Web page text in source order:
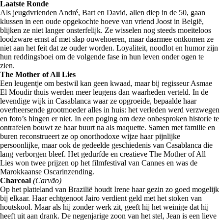
Laatste Ronde
Als jeugdvrienden André, Bart en David, allen diep in de 50, gaan
klussen in een oude opgekochte hoeve van vriend Joost in België,
blijken ze niet langer onsterfelijk. Ze wisselen nog steeds moeiteloos
loodzware ernst af met slap ouwehoeren, maar daarmee ontkomen ze
niet aan het feit dat ze ouder worden. Loyaliteit, noodlot en humor zijn
hun reddingsboei om de volgende fase in hun leven onder ogen te
zien.
The Mother of All Lies
Een leugentje om bestwil kan geen kwaad, maar bij regisseur Asmae
El Moudir thuis werden meer leugens dan waarheden verteld. In de
levendige wijk in Casablanca waar ze opgroeide, bepaalde haar
overheersende grootmoeder alles in huis: het verleden werd verzwegen
en foto’s hingen er niet. In een poging om deze onbesproken historie te
ontrafelen bouwt ze haar buurt na als maquette. Samen met familie en
buren reconstrueert ze op onorthodoxe wijze haar pijnlijke
persoonlijke, maar ook de gedeelde geschiedenis van Casablanca die
lang verborgen bleef. Het gedurfde en creatieve The Mother of All
Lies won twee prijzen op het filmfestival van Cannes en was de
Marokkaanse Oscarinzending.
Charcoal (Carvão)
Op het platteland van Brazilië houdt Irene haar gezin zo goed mogelijk
bij elkaar. Haar echtgenoot Jairo verdient geld met het stoken van
houtskool. Maar als hij zonder werk zit, geeft hij het weinige dat hij
heeft uit aan drank. De negenjarige zoon van het stel, Jean is een lieve